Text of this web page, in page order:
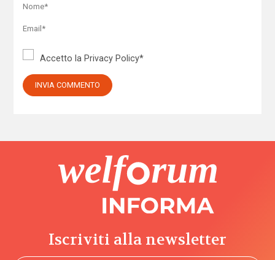
Accetto la Privacy Policy*
Iscriviti alla newsletter